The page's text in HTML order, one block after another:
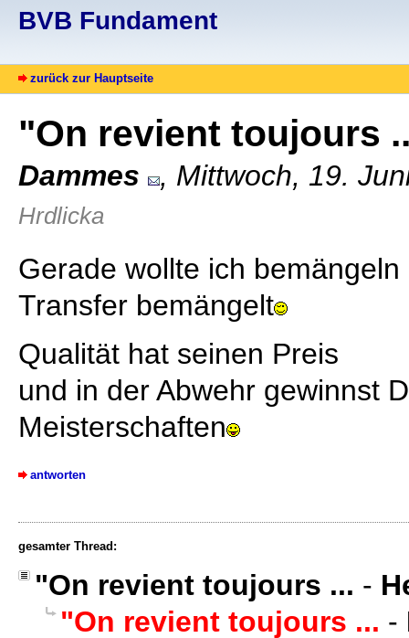
BVB Fundament
zurück zur Hauptseite
"On revient toujours
Dammes , Mittwoch, 19.
Hrdlicka
Gerade wollte ich
Transfer bemängelt
Qualität hat seinen Preis
und in der Abwehr gewinnst
Meisterschaften
antworten
gesamter Thread:
"On revient toujours ... -
"On revient toujours ... -